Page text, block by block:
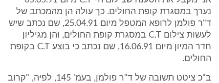
נערך במסגרת קופת החולים. כך עולה הן מהמכתב של
ד"ר פולמן לרופא המטפל מיום 25.04.91, שם נכתב שיש
לעשות צילום C.T במסגרת קופת החולים, והן מגיליון
חדר המיון מיום 16.06.91, שם נכתב כי בוצע C.T בקופת
החולים.
ב"כ ציטט תשובה של ד"ר פולמן, בעמ' 145, לפיה, "קרוב